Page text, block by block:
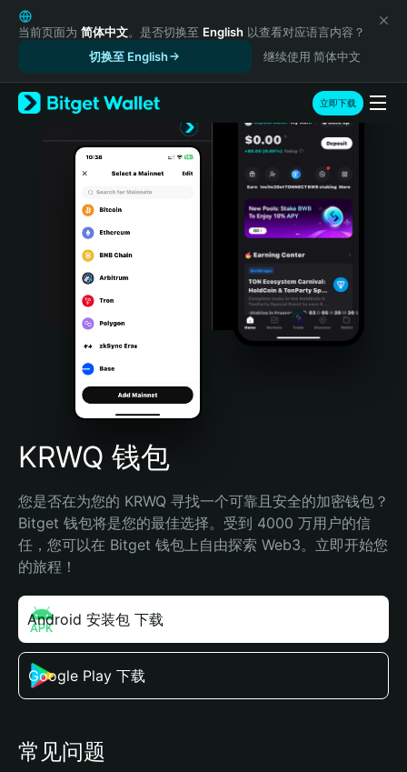
English
日本語
Русский
Español (Latinoamérica)
Türkçe
Português (Portugal)
Bahasa Indonesia
Português (Brasil)
Español (Argentina)
当前页面为 简体中文。是否切换至 English 以查看对应语言内容？
切换至 English
继续使用 简体中文
立即下载
KRWQ 钱包
您是否在为您的 KRWQ 寻找一个可靠且安全的加密钱包？
Bitget 钱包将是您的最佳选择。受到 4000 万用户的信
任，您可以在 Bitget 钱包上自由探索 Web3。立即开始您
的旅程！
Android 安装包 下载
Google Play 下载
常见问题